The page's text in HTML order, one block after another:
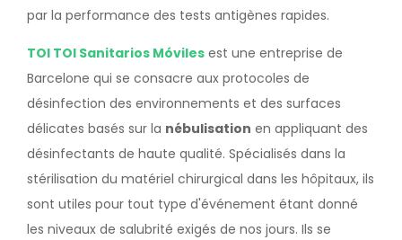
par la performance des tests antigènes rapides.
TOI TOI Sanitarios Móviles est une entreprise de
Barcelone qui se consacre aux protocoles de
désinfection des environnements et des surfaces
délicates basés sur la nébulisation en appliquant des
désinfectants de haute qualité. Spécialisés dans la
stérilisation du matériel chirurgical dans les hôpitaux, ils
sont utiles pour tout type d'événement étant donné
les niveaux de salubrité exigés de nos jours. Ils se